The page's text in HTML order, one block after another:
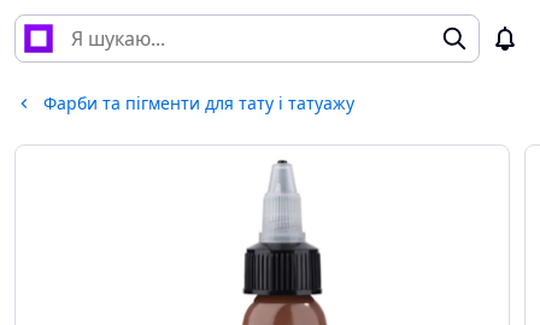
Фарби та пігменти для тату і татуажу